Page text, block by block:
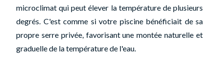
microclimat qui peut élever la température de plusieurs
degrés. C'est comme si votre piscine bénéficiait de sa
propre serre privée, favorisant une montée naturelle et
graduelle de la température de l'eau.